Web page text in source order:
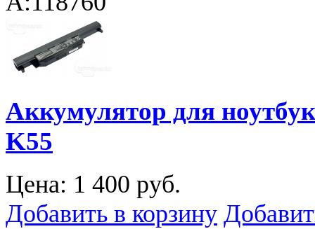
Аккумулятор для
K55
Цена: 1 400 руб.
Добавить в корзину